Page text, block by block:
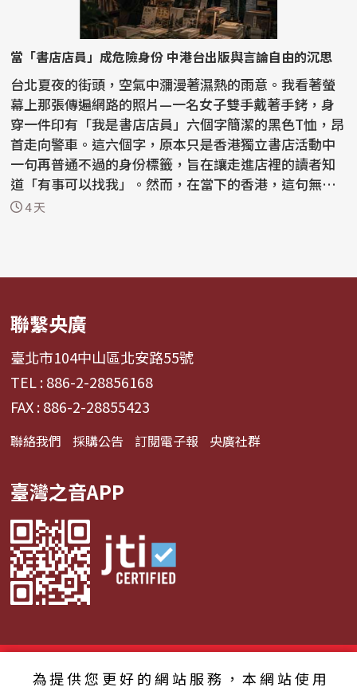
當「書店店員」成危險身份 中港台出版與言論自由的沉思
台北夏夜的街頭，空氣中瀰漫著濕熱的雨意。我看著螢
幕上那張傳遍網路的照片—一名女子雙手戴著手銬，身
穿一件印有「我是書店店員」六個字簡潔的黑色T恤，昂
首走向警車。這六個字，原本只是香港獨立書店活動中
一句再普通不過的身份標籤，旨在讓走進店裡的讀者知
道「有事可以找我」。然而，在當下的香港，這句無聲
的宣告...
4 天
聯繫央廣
臺北市104中山區北安路55號
TEL : 886-2-28856168
FAX : 886-2-28855423
聯絡我們 採購公告 訂閱電子報 央廣社群
臺灣之音APP
© 2024財團法人中央廣播電臺 版權所有
為提供您更好的網站服務，本網站使用